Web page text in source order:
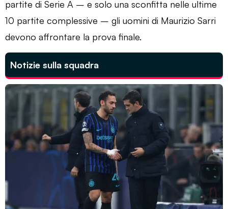
partite di Serie A – e solo una sconfitta nelle ultime
10 partite complessive – gli uomini di Maurizio Sarri
devono affrontare la prova finale.
Notizie sulla squadra